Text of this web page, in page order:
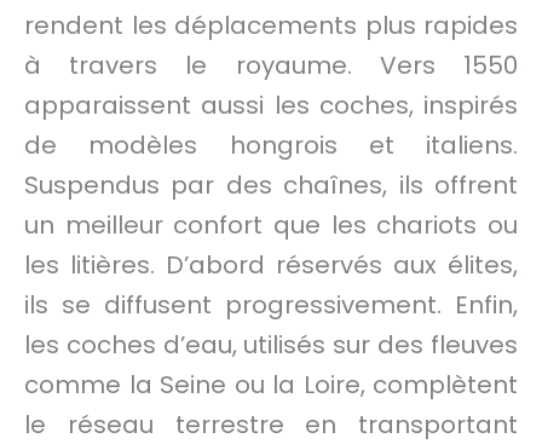
rendent les déplacements plus rapides
à travers le royaume. Vers 1550
apparaissent aussi les coches, inspirés
de modèles hongrois et italiens.
Suspendus par des chaînes, ils offrent
un meilleur confort que les chariots ou
les litières. D’abord réservés aux élites,
ils se diffusent progressivement. Enfin,
les coches d’eau, utilisés sur des fleuves
comme la Seine ou la Loire, complètent
le réseau terrestre en transportant